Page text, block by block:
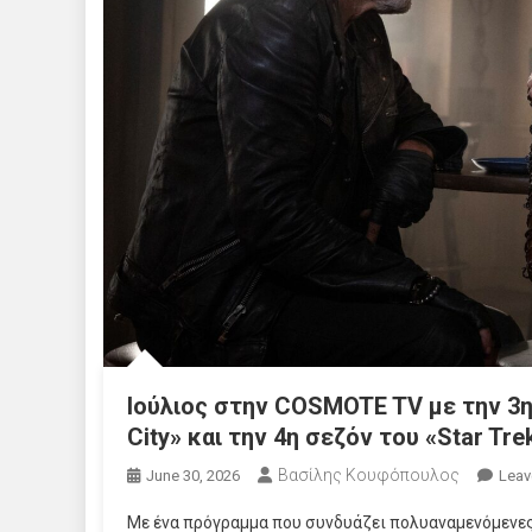
Ιούλιος στην COSMOTE TV με την
City» και την 4η σεζόν του «Star
June 30, 2026 Βασίλης Κουφόπουλος
Με ένα πρόγραμμα που συνδυάζει